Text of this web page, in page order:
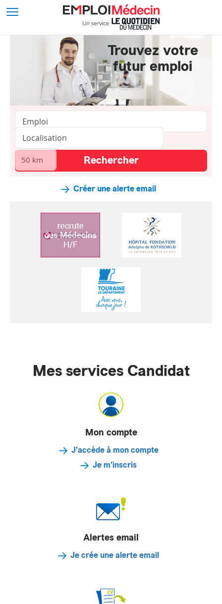
Trouvez votre
futur emploi
Créer une alerte email
Mes services Candidat
Mon compte
J'accède à mon compte
Je m'inscris
Alertes email
Je crée une alerte email